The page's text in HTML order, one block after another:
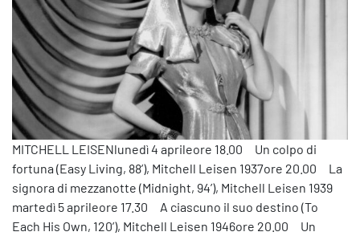
MITCHELL LEISENlunedì 4 aprileore 18.00 Un colpo di
fortuna (Easy Living, 88’), Mitchell Leisen 1937ore 20.00 La
signora di mezzanotte (Midnight, 94’), Mitchell Leisen 1939
martedì 5 aprileore 17.30 A ciascuno il suo destino (To
Each His Own, 120’), Mitchell Leisen 1946ore 20.00 Un